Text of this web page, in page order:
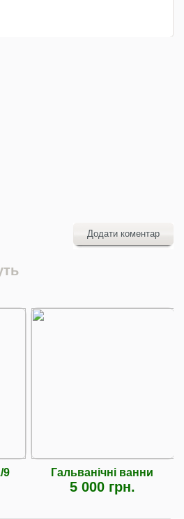
Додати коментар
9 Гальванічні ванни
5 000 грн.